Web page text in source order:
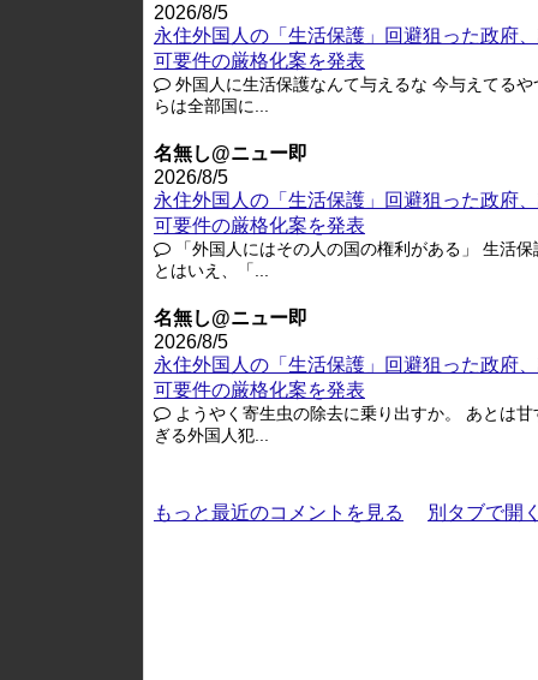
2026/8/5
永住外国人の「生活保護」回避狙った政府
可要件の厳格化案を発表
外国人に生活保護なんて与えるな 今与えてるや
らは全部国に...
名無し@ニュー即
2026/8/5
永住外国人の「生活保護」回避狙った政府
可要件の厳格化案を発表
「外国人にはその人の国の権利がある」 生活保
とはいえ、「...
名無し@ニュー即
2026/8/5
永住外国人の「生活保護」回避狙った政府
可要件の厳格化案を発表
ようやく寄生虫の除去に乗り出すか。 あとは甘
ぎる外国人犯...
もっと最近のコメントを見る 別タブで開く